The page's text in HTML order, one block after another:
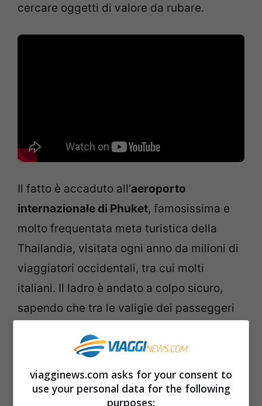
cercare oggetti di valore da rubare.
Il fatto è accaduto all’aeroporto
internazionale di Phuket, famosissima e
molto frequentata meta turistica della
Thailandia, visitata ogni anno da milioni di
viaggiatori occidentali, tra cui molti
italiani. Il ladro è andato a colpo sicuro,
sapendo che tra le valigie dei passeggeri
dispositivi elettronici. Non si è accorto
però che lo staff della sicurezza
dell’aeroporto lo stava filmando con un
viagginews.com asks for your consent to
use your personal data for the following
purposes: